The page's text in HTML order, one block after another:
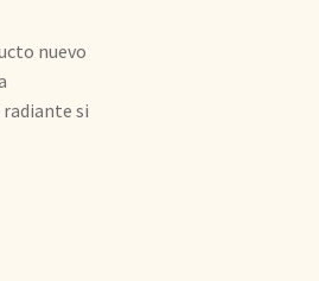
es:
nuevo
radiante si